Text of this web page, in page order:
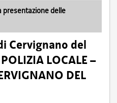
presentazione delle
Cervignano del
LOCALE –
DEL